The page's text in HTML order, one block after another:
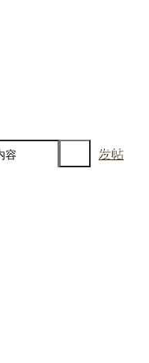
发帖